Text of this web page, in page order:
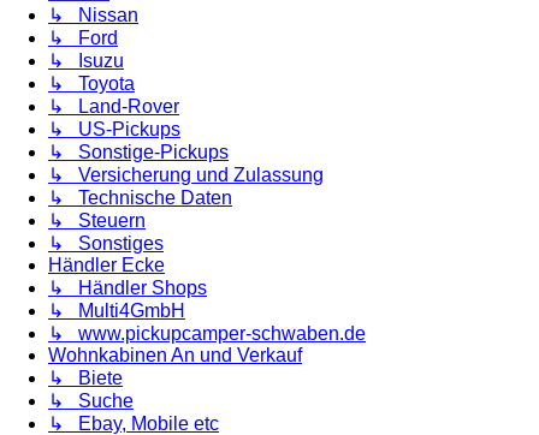
↳ Nissan
↳ Ford
↳ Isuzu
↳ Toyota
↳ Land-Rover
↳ US-Pickups
↳ Sonstige-Pickups
↳ Versicherung und Zulassung
↳ Technische Daten
↳ Steuern
↳ Sonstiges
Händler Ecke
↳ Händler Shops
↳ Multi4GmbH
↳ www.pickupcamper-schwaben.de
Wohnkabinen An und Verkauf
↳ Biete
↳ Suche
↳ Ebay, Mobile etc